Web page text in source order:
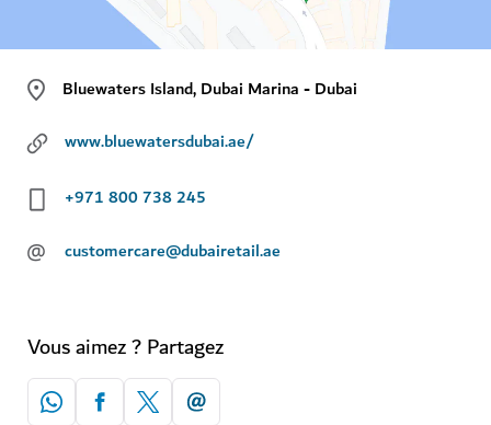
Bluewaters Island, Dubai Marina - Dubai
www.bluewatersdubai.ae/
+971 800 738 245
@ customercare@dubairetail.ae
Vous aimez ? Partagez